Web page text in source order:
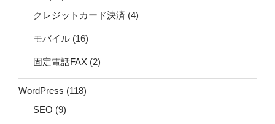
クレジットカード決済 (4)
モバイル (16)
固定電話FAX (2)
WordPress (118)
SEO (9)